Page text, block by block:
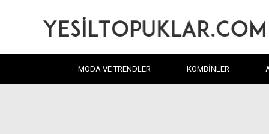
MODA VE TRENDLER KOMBINLER